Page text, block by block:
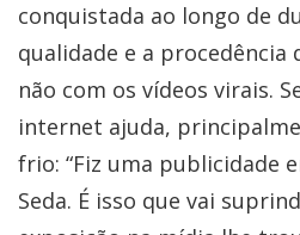
conquistada ao longo de
qualidade e a
não com os vídeos virais.
internet ajuda,
frio: “Fiz uma publicidade
Seda. É isso que vai